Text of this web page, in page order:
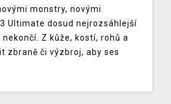
monstry, novými
Ultimate dosud nejrozsáhlejší
Z kůže, kostí, rohů a
zbraně či výzbroj, aby ses